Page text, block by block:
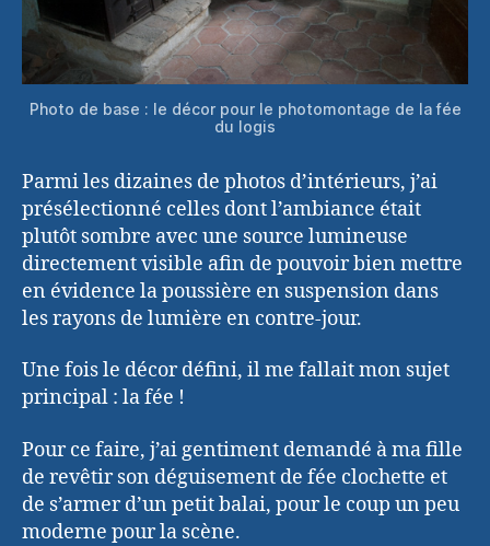
Photo de base : le décor pour le photomontage de la fée
du logis
Parmi les dizaines de photos d’intérieurs, j’ai
présélectionné celles dont l’ambiance était
plutôt sombre avec une source lumineuse
directement visible afin de pouvoir bien mettre
en évidence la poussière en suspension dans
les rayons de lumière en contre-jour.
Une fois le décor défini, il me fallait mon sujet
principal : la fée !
Pour ce faire, j’ai gentiment demandé à ma fille
de revêtir son déguisement de fée clochette et
de s’armer d’un petit balai, pour le coup un peu
moderne pour la scène.